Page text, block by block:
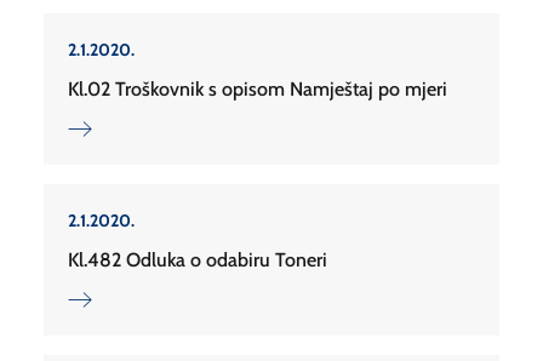
2.1.2020.
Kl.02 Troškovnik s opisom Namještaj po mjeri
2.1.2020.
Kl.482 Odluka o odabiru Toneri